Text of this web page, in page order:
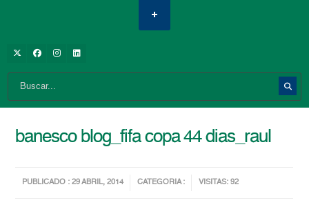
banesco blog_fifa copa 44 dias_raul
PUBLICADO : 29 ABRIL, 2014 CATEGORIA : VISITAS: 92